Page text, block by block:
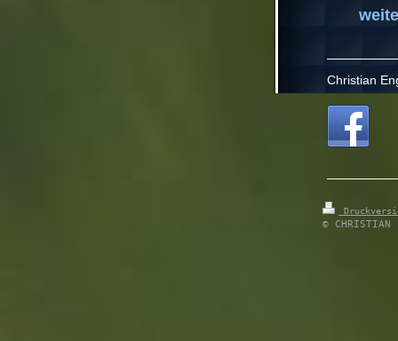
Christian
© CHRISTIAN